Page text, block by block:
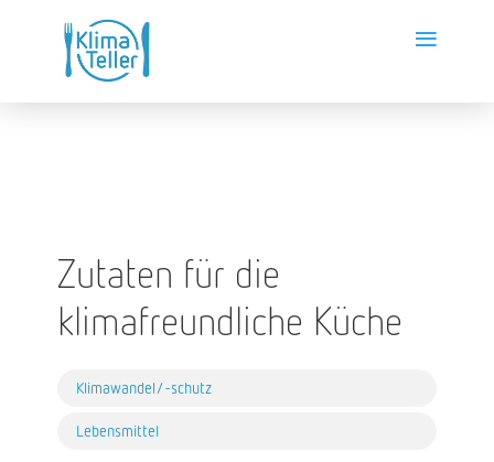
≡
Zutaten für die
klimafreundliche Küche
Klimawandel/-schutz
Lebensmittel